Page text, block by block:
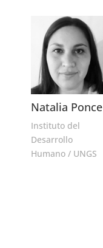
Natalia Ponce
Instituto del
Desarrollo
Humano / UNGS